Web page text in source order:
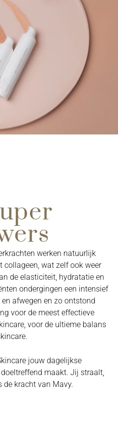
werken natuurlijk
collageen, wat zelf ook weer
de elasticiteit, hydratatie en
ondergingen een intensief
afwegen en zo ontstond
voor de meest effectieve
voor de ultieme balans
jouw dagelijkse
maakt. Jij straalt,
de kracht van Mavy.